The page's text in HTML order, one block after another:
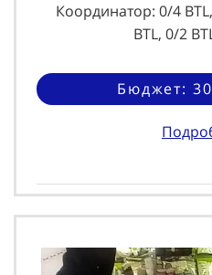
Координатор: 0/4
BTL, 0/2
Бюджет: